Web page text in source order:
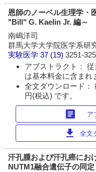
恩師のノーベル生理学・
"Bill" G. Kaelin Jr. 編～
南嶋洋司
群馬大学大学院医学系研
実験医学 37 (19)3251-
アブストラクト：
は基本料金に含まれ
全文ダウンロード：
円(税込) です。
article ア
download 全文
汗孔腫および汗孔癌にお
NUTM1融合遺伝子の同定